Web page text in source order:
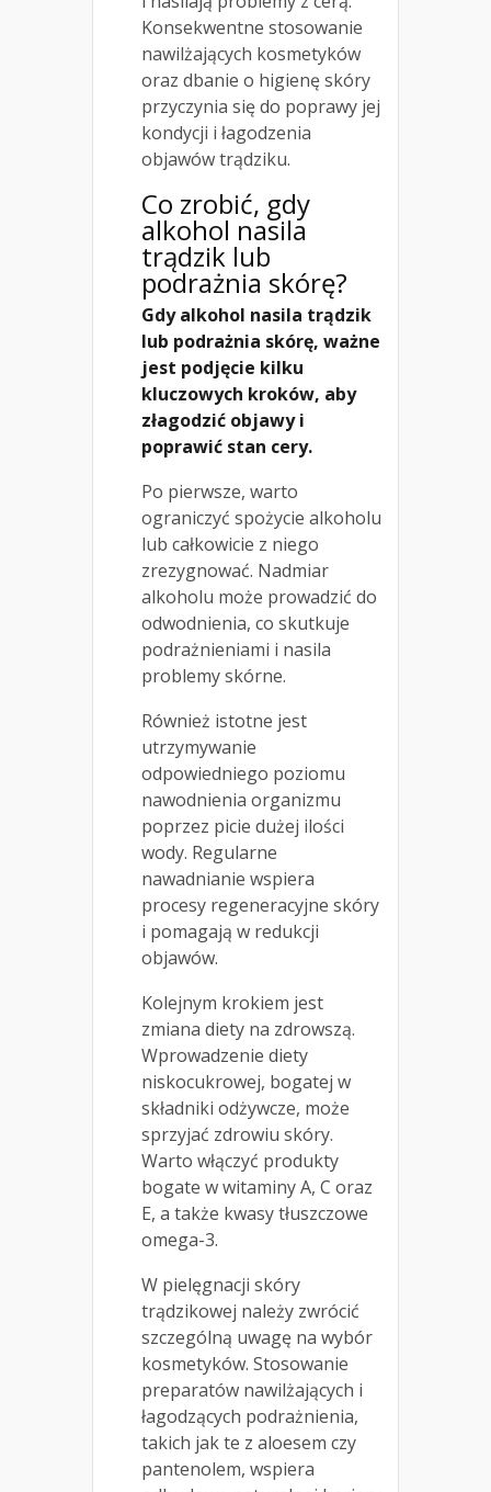
Konsekwentne stosowanie
nawilżających kosmetyków
oraz dbanie o higienę skóry
przyczynia się do poprawy jej
kondycji i łagodzenia
objawów trądziku.
Co zrobić, gdy
alkohol nasila
trądzik lub
podrażnia skórę?
Gdy alkohol nasila trądzik
lub podrażnia skórę, ważne
jest podjęcie kilku
kluczowych kroków, aby
złagodzić objawy i
poprawić stan cery.
Po pierwsze, warto
ograniczyć spożycie alkoholu
lub całkowicie z niego
zrezygnować. Nadmiar
alkoholu może prowadzić do
odwodnienia, co skutkuje
podrażnieniami i nasila
problemy skórne.
Również istotne jest
utrzymywanie
odpowiedniego poziomu
nawodnienia organizmu
poprzez picie dużej ilości
wody. Regularne
nawadnianie wspiera
procesy regeneracyjne skóry
i pomagają w redukcji
objawów.
Kolejnym krokiem jest
zmiana diety na zdrowszą.
Wprowadzenie diety
niskocukrowej, bogatej w
składniki odżywcze, może
sprzyjać zdrowiu skóry.
Warto włączyć produkty
bogate w witaminy A, C oraz
E, a także kwasy tłuszczowe
omega-3.
W pielęgnacji skóry
trądzikowej należy zwrócić
szczególną uwagę na wybór
kosmetyków. Stosowanie
preparatów nawilżających i
łagodzących podrażnienia,
takich jak te z aloesem czy
pantenolem, wspiera